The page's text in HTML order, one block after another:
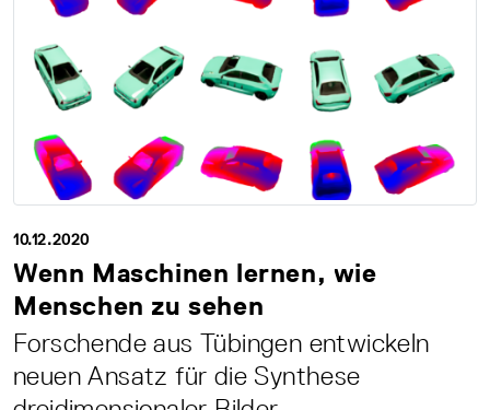
10.12.2020
Wenn Maschinen lernen, wie
Menschen zu sehen
Forschende aus Tübingen entwickeln
neuen Ansatz für die Synthese